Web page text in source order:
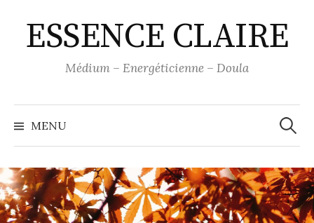
content
ESSENCE CLAIRE
Médium – Energéticienne – Doula
MENU